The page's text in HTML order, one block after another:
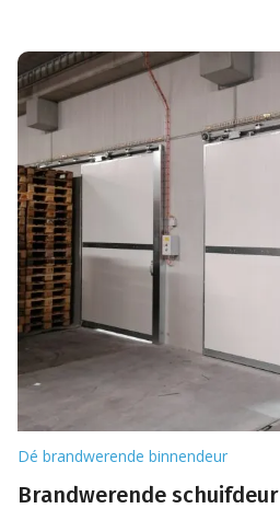
Brandwerende schuifdeur
Dé brandwerende binnendeur